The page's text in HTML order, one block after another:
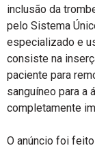
inclusão da
pelo Sistema
especializado e
consiste na
paciente para
sanguíneo para a
completamente
O anúncio foi